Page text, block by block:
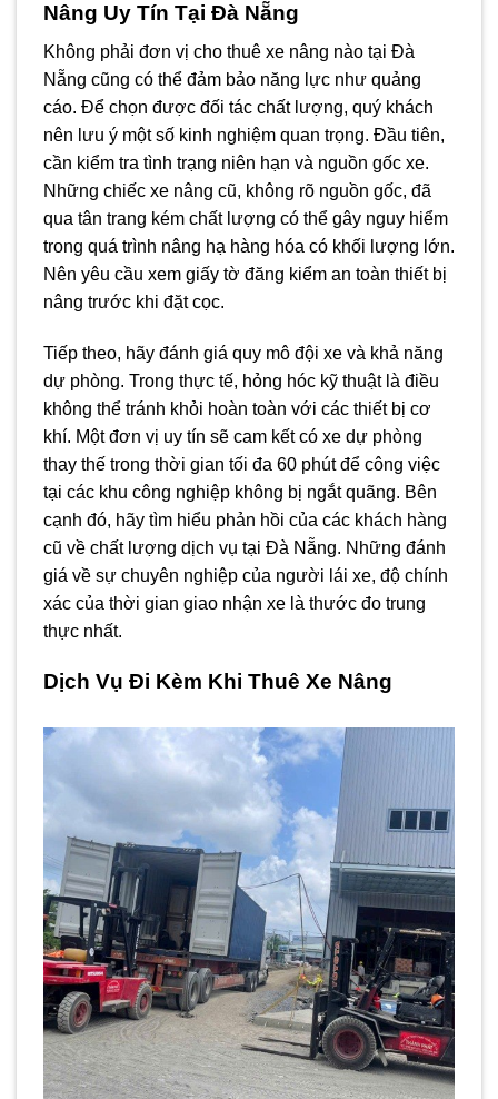
Nâng Uy Tín Tại Đà Nẵng
Không phải đơn vị cho thuê xe nâng nào tại Đà
Nẵng cũng có thể đảm bảo năng lực như quảng
cáo. Để chọn được đối tác chất lượng, quý khách
nên lưu ý một số kinh nghiệm quan trọng. Đầu tiên,
cần kiểm tra tình trạng niên hạn và nguồn gốc xe.
Những chiếc xe nâng cũ, không rõ nguồn gốc, đã
qua tân trang kém chất lượng có thể gây nguy hiểm
trong quá trình nâng hạ hàng hóa có khối lượng lớn.
Nên yêu cầu xem giấy tờ đăng kiểm an toàn thiết bị
nâng trước khi đặt cọc.
Tiếp theo, hãy đánh giá quy mô đội xe và khả năng
dự phòng. Trong thực tế, hỏng hóc kỹ thuật là điều
không thể tránh khỏi hoàn toàn với các thiết bị cơ
khí. Một đơn vị uy tín sẽ cam kết có xe dự phòng
thay thế trong thời gian tối đa 60 phút để công việc
tại các khu công nghiệp không bị ngắt quãng. Bên
cạnh đó, hãy tìm hiểu phản hồi của các khách hàng
cũ về chất lượng dịch vụ tại Đà Nẵng. Những đánh
giá về sự chuyên nghiệp của người lái xe, độ chính
xác của thời gian giao nhận xe là thước đo trung
thực nhất.
Dịch Vụ Đi Kèm Khi Thuê Xe Nâng